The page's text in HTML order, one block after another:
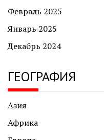
Февраль 2025
Январь 2025
Декабрь 2024
ГЕОГРАФИЯ
Азия
Африка